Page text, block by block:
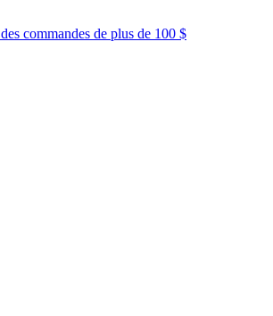
des commandes de plus de 100 $